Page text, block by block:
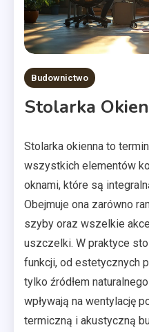
Budownictwo
Stolarka
Stolarka okienna to
wszystkich elementów
oknami, które są
Obejmuje ona zarówno
szyby oraz wszelkie
uszczelki. W praktyce
funkcji, od estetycznych
tylko źródłem
wpływają na wentylację
termiczną i akustyczną